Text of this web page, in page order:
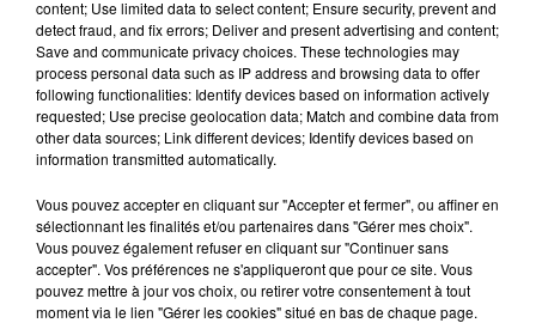
FILS D'ACTUS
content; Use limited data to select content; Ensure security, prevent and
detect fraud, and fix errors; Deliver and present advertising and content;
Save and communicate privacy choices. These technologies may
process personal data such as IP address and browsing data to offer
following functionalities: Identify devices based on information actively
requested; Use precise geolocation data; Match and combine data from
other data sources; Link different devices; Identify devices based on
information transmitted automatically.
Vous pouvez accepter en cliquant sur "Accepter et fermer", ou affiner en
sélectionnant les finalités et/ou partenaires dans "Gérer mes choix".
Vous pouvez également refuser en cliquant sur "Continuer sans
accepter". Vos préférences ne s'appliqueront que pour ce site. Vous
pouvez mettre à jour vos choix, ou retirer votre consentement à tout
moment via le lien "Gérer les cookies" situé en bas de chaque page.